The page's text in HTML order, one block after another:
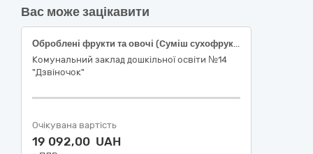
Вас може зацікавити
Оброблені фрукти та овочі (Cуміш сухофруктів, Чорнослив, Курага) код за ДК 021-2015 - 15330000-0 - Оброблені фрукти та овочі
Комунальний заклад дошкільної освіти №14
"Дзвіночок"
Очікувана вартість
19 092,00 UAH